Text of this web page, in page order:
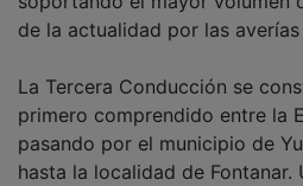
de la actualidad por las
La Tercera Conducción se
primero comprendido entre la
pasando por el municipio de
hasta la localidad de